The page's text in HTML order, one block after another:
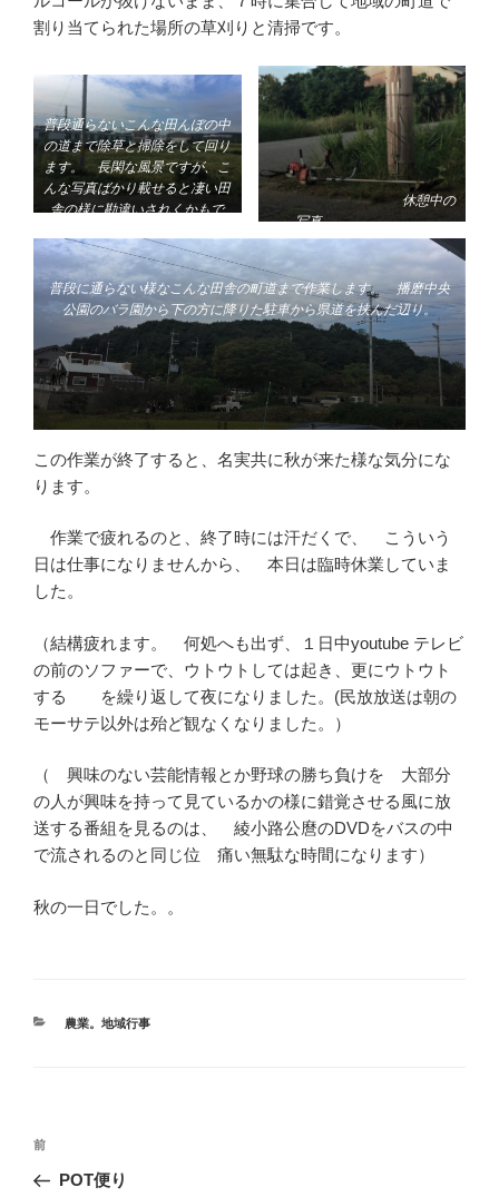
割り当てられた場所の草刈りと清掃です。
普段通らないこんな田んぼの中
の道まで除草と掃除をして回り
ます。 長閑な風景ですが、こ
んな写真ばかり載せると凄い田
舎の様に勘違いされくかもで
休憩中の
写真。
普段に通らない様なこんな田舎の町道まで作業します。 播磨中央
公園のバラ園から下の方に降りた駐車から県道を挟んだ辺り。
この作業が終了すると、名実共に秋が来た様な気分にな
ります。
作業で疲れるのと、終了時には汗だくで、 こういう
日は仕事になりませんから、 本日は臨時休業していま
した。
（結構疲れます。 何処へも出ず、１日中youtube テレビ
の前のソファーで、ウトウトしては起き、更にウトウト
する を繰り返して夜になりました。(民放放送は朝の
モーサテ以外は殆ど観なくなりました。）
（ 興味のない芸能情報とか野球の勝ち負けを 大部分
の人が興味を持って見ているかの様に錯覚させる風に放
送する番組を見るのは、 綾小路公麿のDVDをバスの中
で流されるのと同じ位 痛い無駄な時間になります）
秋の一日でした。。
カ
農業。地域行事
投
前
の
前
POT便り